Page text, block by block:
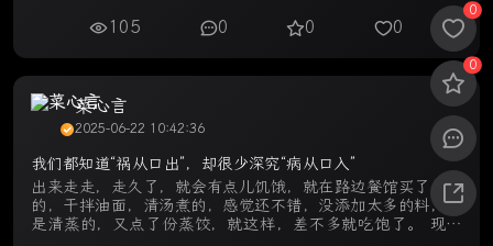
105 0 0 0
菜心言
2025-06-22 10:42:36
我们都知道“祸从口出”，却很少深究“病从口入”
出来走走，走久了，就会有点儿饥饿，就在路边餐馆买了份吃
的，干拌油面，清汤煮的，感觉还不错，没添加太多的料，就
是清蒸的，又点了份蒸饺，就这样，差不多就吃饱了。 现如
0
0